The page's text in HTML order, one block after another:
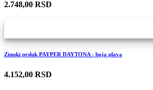
2.748,00 RSD
Zimski prsluk PAYPER DAYTONA - boja plava
4.152,00 RSD